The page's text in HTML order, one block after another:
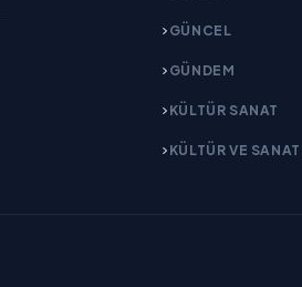
GÜNCEL
GÜNDEM
KÜLTÜR SANAT
KÜLTÜR VE SANAT